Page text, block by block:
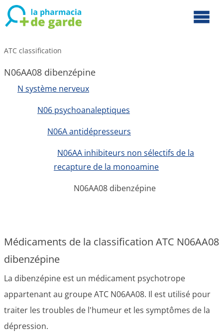
ATC classification
N06AA08 dibenzépine
N système nerveux
N06 psychoanaleptiques
N06A antidépresseurs
N06AA inhibiteurs non sélectifs de la
recapture de la monoamine
N06AA08 dibenzépine
Médicaments de la classification ATC N06AA08
dibenzépine
La dibenzépine est un médicament psychotrope
appartenant au groupe ATC N06AA08. Il est utilisé pour
traiter les troubles de l'humeur et les symptômes de la
dépression.